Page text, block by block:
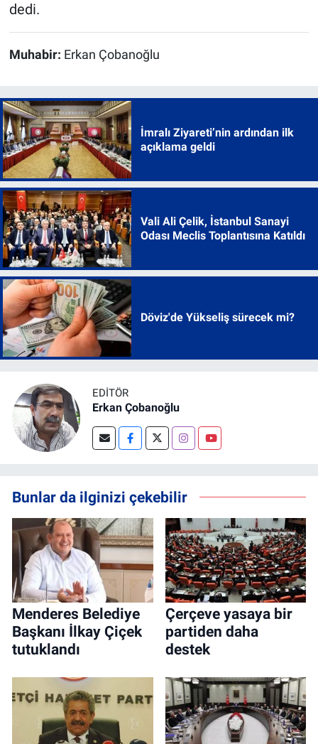
dedi.
Muhabir: Erkan Çobanoğlu
İmralı Ziyareti’nin ardından ilk
açıklama geldi
Vali Ali Çelik, İstanbul Sanayi
Odası Meclis Toplantısına Katıldı
Döviz'de Yükseliş sürecek mi?
EDITÖR
Erkan Çobanoğlu
Bunlar da ilginizi çekebilir
Menderes Belediye
Başkanı İlkay Çiçek
tutuklandı
Çerçeve yasaya bir
partiden daha
destek